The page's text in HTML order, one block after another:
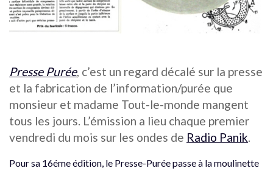
Presse Purée, c’est un regard décalé sur la presse
et la fabrication de l’information/purée que
monsieur et madame Tout-le-monde mangent
tous les jours. L’émission a lieu chaque premier
vendredi du mois sur les ondes de Radio Panik.
Pour sa 16éme édition, le Presse-Purée passe à la moulinette